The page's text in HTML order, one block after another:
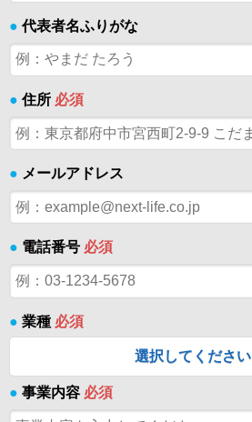
● 代表者名ふりがな
● 住所 必須
● メールアドレス
● 電話番号 必須
● 業種 必須
選択してください
● 事業内容 必須